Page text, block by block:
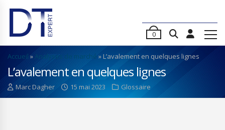
0
Accueil»Analyses de marché »L’avalement en quelques lignes
L’avalement en quelques lignes
Marc Dagher 15 mai 2023 Glossaire